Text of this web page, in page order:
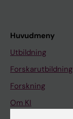
Huvudmeny
Utbildning
Forskarutbildning
Forskning
Om KI